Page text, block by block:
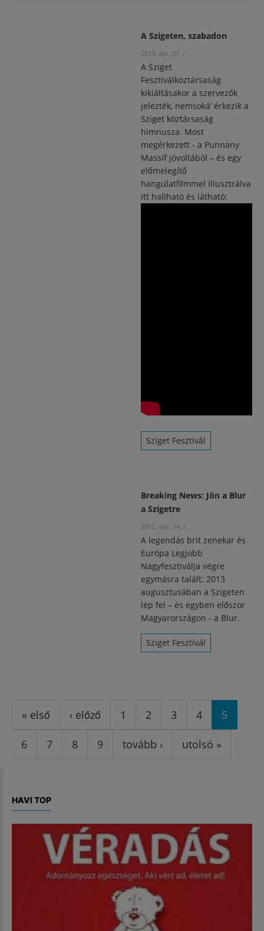
A Szigeten, szabadon
2013. ápr. 27. /
A Sziget
Fesztiválköztársaság
kikiáltásakor a szervezők
jelezték, nemsoká’ érkezik a
Sziget köztársaság
himnusza. Most
megérkezett - a Punnany
Massif jóvoltából – és egy
előmelegítő
hangulatfilmmel illusztrálva
itt hallható és látható:
Sziget Fesztivál
Breaking News: Jön a Blur
a Szigetre
2012. dec. 14. /
A legendás brit zenekar és
Európa Legjobb
Nagyfesztiválja végre
egymásra talált: 2013
augusztusában a Szigeten
lép fel – és egyben először
Magyarországon - a Blur.
Sziget Fesztivál
« első ‹ előző 1 2 3 4 5
6 7 8 9 tovább › utolsó »
HAVI TOP